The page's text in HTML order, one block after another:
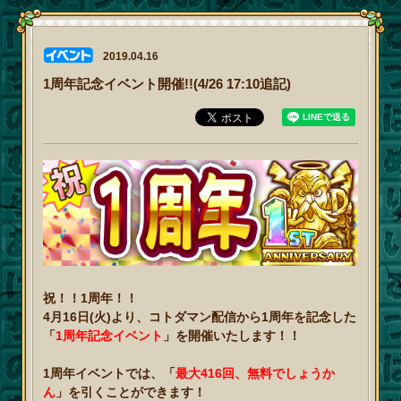
2019.04.16
1周年記念イベント開催!!(4/26 17:10追記)
祝！！1周年！！
4月16日(火)より、コトダマン配信から1周年を記念した
「1周年記念イベント 」を開催いたします！！
1周年イベントでは、「最大416回、無料でしょうか
ん 」を引くことができます！